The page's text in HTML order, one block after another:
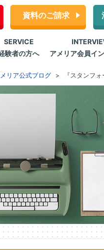
資料のご請求
SERVICE
験者の方へ
アメリア会員イ
リア公式ブログ 『スタンフ